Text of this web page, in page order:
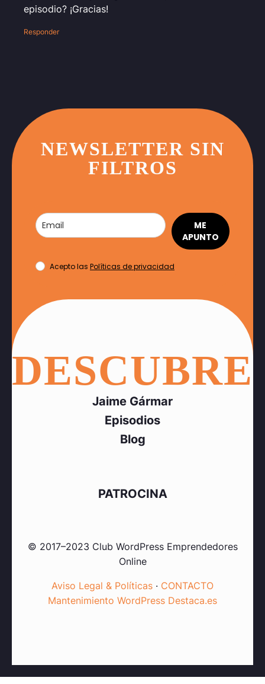
episodio? ¡Gracias!
Responder
NEWSLETTER SIN
FILTROS
ME
APUNTO
Acepto las Políticas de privacidad
DESCUBRE
Jaime Gármar
Episodios
Blog
PATROCINA
© 2017–2023 Club WordPress Emprendedores
Online
Aviso Legal & Políticas · CONTACTO
Mantenimiento WordPress Destaca.es